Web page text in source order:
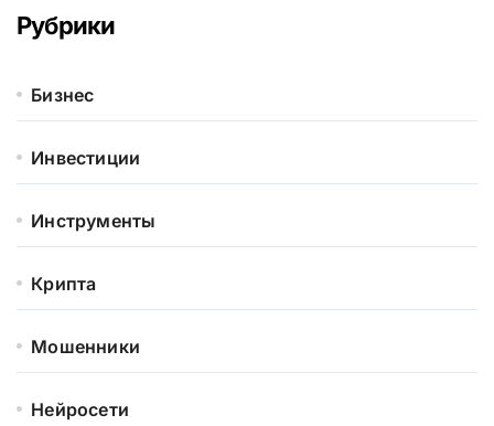
Рубрики
Бизнес
Инвестиции
Инструменты
Крипта
Мошенники
Нейросети